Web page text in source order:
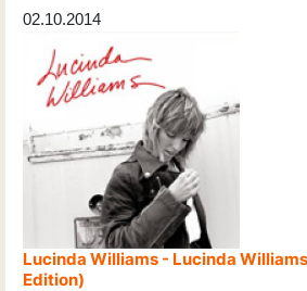
02.10.2014
Lucinda Williams - Lucinda
Edition)